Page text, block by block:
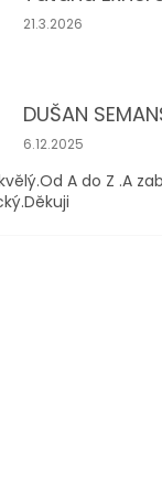
Hodnocení
21.3.2026
DUŠAN
Hodnocení
6.12.2025
A do Z .A